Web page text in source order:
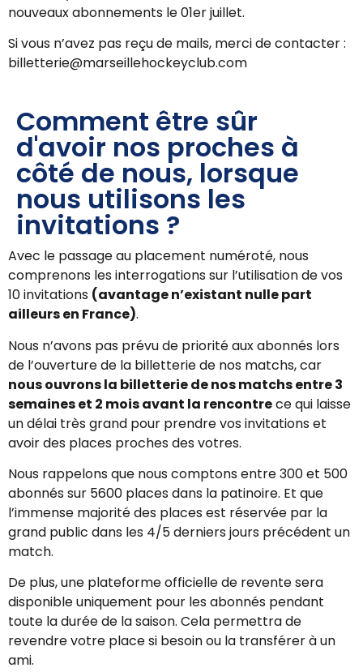
nouveaux abonnements le 01er juillet.
Si vous n’avez pas reçu de mails, merci de contacter :
billetterie@marseillehockeyclub.com
Comment être sûr
d'avoir nos proches à
côté de nous, lorsque
nous utilisons les
invitations ?
Avec le passage au placement numéroté, nous
comprenons les interrogations sur l’utilisation de vos
10 invitations (avantage n’existant nulle part
ailleurs en France).
Nous n’avons pas prévu de priorité aux abonnés lors
de l’ouverture de la billetterie de nos matchs, car
nous ouvrons la billetterie de nos matchs entre 3
semaines et 2 mois avant la rencontrece qui laisse
un délai très grand pour prendre vos invitations et
avoir des places proches des votres.
Nous rappelons que nous comptons entre 300 et 500
abonnés sur 5600 places dans la patinoire. Et que
l’immense majorité des places est réservée par la
grand public dans les 4/5 derniers jours précédent un
match.
De plus, une plateforme officielle de revente sera
disponible uniquement pour les abonnés pendant
toute la durée de la saison. Cela permettra de
revendre votre place si besoin ou la transférer à un
ami.